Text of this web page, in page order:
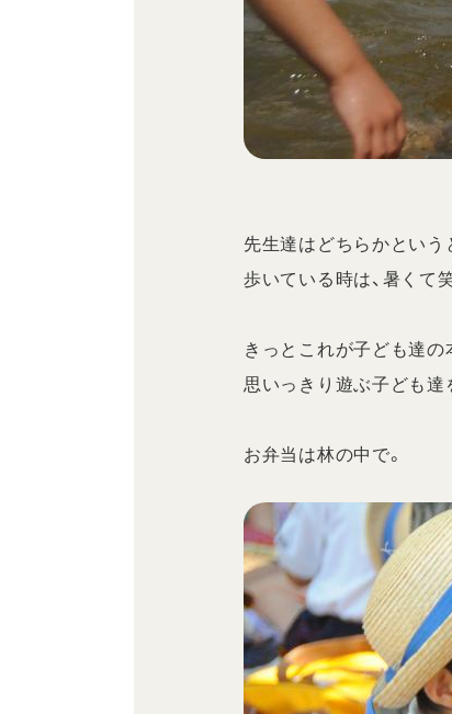
先生達はどちらかという
歩いている時は、暑くて
きっとこれが子ども達
思いっきり遊ぶ子ども達
お弁当は林の中で。